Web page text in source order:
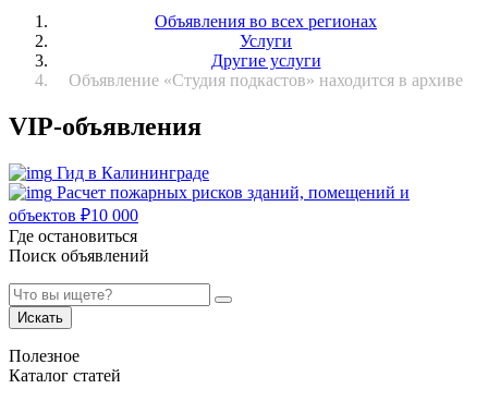
Объявления во всех регионах
Услуги
Другие услуги
Объявление «Студия подкастов» находится в архиве
VIP-объявления
Гид в Калининграде
Расчет пожарных рисков зданий, помещений и
объектов ₽10 000
Где остановиться
Поиск объявлений
Искать
Полезное
Каталог статей